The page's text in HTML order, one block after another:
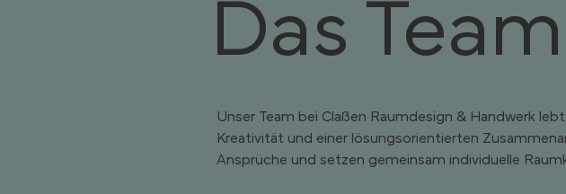
Das Team
Unser Team bei Claßen Raumdesign & Handwerk
Kreativität und einer lösungsorientierten
Ansprüche und setzen gemeinsam individuelle